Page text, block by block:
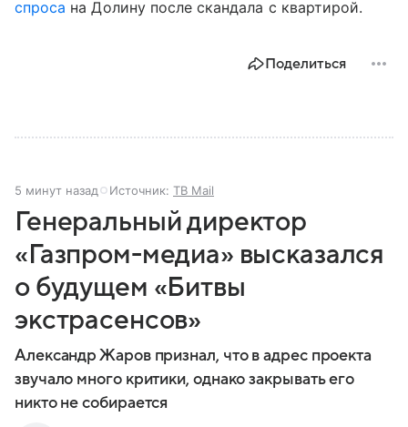
спроса на Долину после скандала с квартирой.
Поделиться
5 минут назад Источник: ТВ Mail
Генеральный директор
«Газпром-медиа» высказался
о будущем «Битвы
экстрасенсов»
Александр Жаров признал, что в адрес проекта
звучало много критики, однако закрывать его
никто не собирается